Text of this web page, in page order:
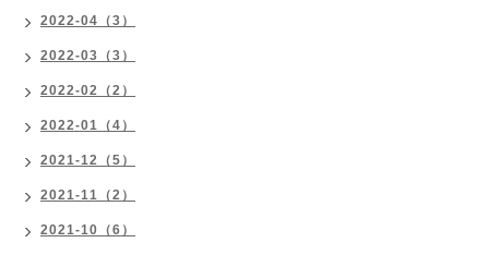
2022-04（3）
2022-03（3）
2022-02（2）
2022-01（4）
2021-12（5）
2021-11（2）
2021-10（6）